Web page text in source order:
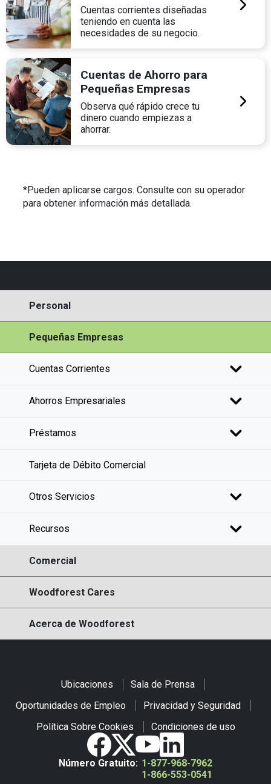
Cuentas corrientes diseñadas
teniendo en cuenta las
necesidades de su negocio.
Cuentas de Ahorro para
Pequeñas Empresas
Observa qué rápido crece tu
dinero cuando empiezas a
ahorrar.
*Pueden aplicarse cargos. Consulte con su operador
para obtener información más detallada.
Personal
Pequeñas Empresas
Cuentas Corrientes
Ahorros Empresariales
Préstamos
Tarjeta de Débito Comercial
Otros Servicios
Recursos
Comercial
Woodforest Cares
Acerca de Woodforest
Ubicaciones
Sala de Prensa
Oportunidades de Empleo
Privacidad y Seguridad
Política Sobre Cookies
Condiciones de uso
Número Gratuito: 1-877-968-7962
1-866-553-0541